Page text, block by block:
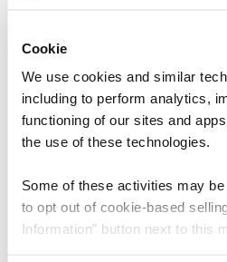
Cookie
We use cookies and similar
including to perform analytics,
functioning of our sites and
the use of these technologies.
Some of these activities may be
to opt out of cookie-based
Information” button next to this